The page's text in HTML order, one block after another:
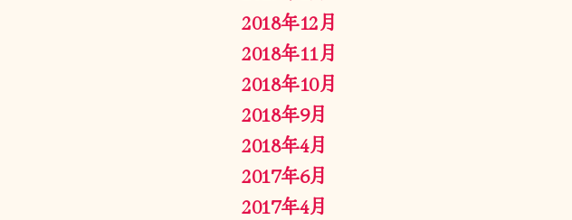
2018年12月
2018年11月
2018年10月
2018年9月
2018年4月
2017年6月
2017年4月